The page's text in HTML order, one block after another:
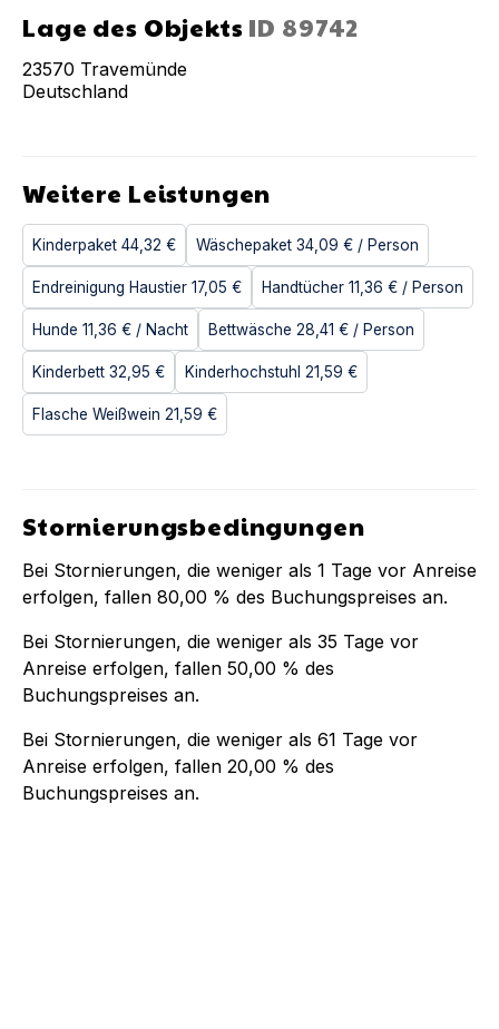
Lage des Objekts ID 89742
23570 Travemünde
Deutschland
Weitere Leistungen
Kinderpaket 44,32 € Wäschepaket 34,09 € / Person
Endreinigung Haustier 17,05 € Handtücher 11,36 € / Person
Hunde 11,36 € / Nacht Bettwäsche 28,41 € / Person
Kinderbett 32,95 € Kinderhochstuhl 21,59 €
Flasche Weißwein 21,59 €
Stornierungsbedingungen
Bei Stornierungen, die weniger als 1 Tage vor Anreise
erfolgen, fallen 80,00 % des Buchungspreises an.
Bei Stornierungen, die weniger als 35 Tage vor
Anreise erfolgen, fallen 50,00 % des
Buchungspreises an.
Bei Stornierungen, die weniger als 61 Tage vor
Anreise erfolgen, fallen 20,00 % des
Buchungspreises an.